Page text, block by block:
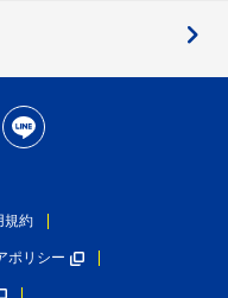
規約
ポリシー